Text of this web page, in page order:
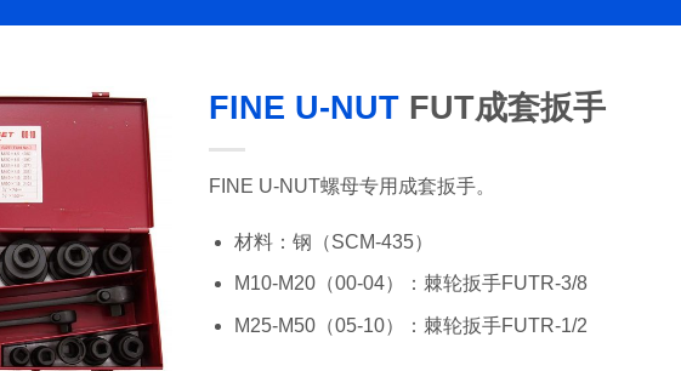
FINE U-NUT FUT成套扳手
FINE U-NUT螺母专用成套扳手。
材料：钢（SCM-435）
M10-M20（00-04）：棘轮扳手FUTR-3/8
M25-M50（05-10）：棘轮扳手FUTR-1/2